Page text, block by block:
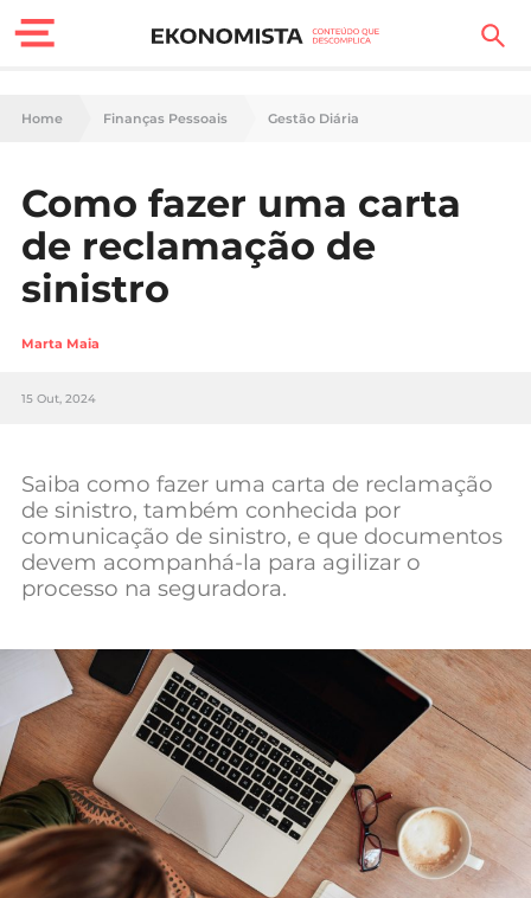
Finanças Pessoais
Carreira
Casa
Lifestyle
Sociedade
Negócios
Mundial 2026
Home Finanças Pessoais Gestão Diária
Como fazer uma carta
de reclamação de
sinistro
Marta Maia
15 Out, 2024
Saiba como fazer uma carta de reclamação
de sinistro, também conhecida por
comunicação de sinistro, e que documentos
devem acompanhá-la para agilizar o
processo na seguradora.